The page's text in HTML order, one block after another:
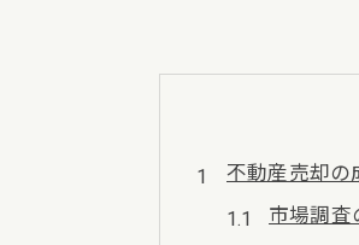
不動産売却の
市場調査